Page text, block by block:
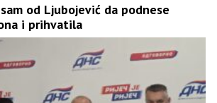
od Ljubojević da podnese
i prihvatila